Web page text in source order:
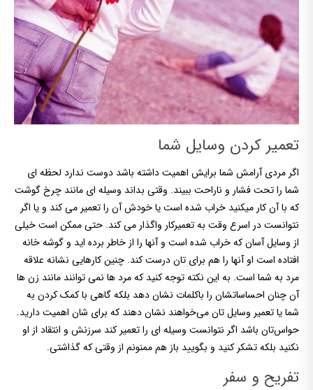
تعمیر کردن وسایل شما
اگر مردی آرامش شما برایش اهمیت داشته باشد دوست ندارد لحظه ای
شما را تحت فشار و ناراحت ببیند. وقتی بداند وسیله ای مانند چرخ گوشت
که با آن کار میکنید خراب شده است یا خودش آن را تعمیر می کند و یا اگر
نتوانست در اسرع وقت به تعمیرکار واگذار می کند. حتی ممکن است خیلی
از وسایل آسان که خراب شده است و آنها را از خاطر برده اید و گوشه خانه
افتاده است او آنها را هم برای تان درست کند. چنین کارهایی نشانه علاقه
مرد به شما است. به این نکته توجه کنید که مرد ها نمی توانند مانند زن ها
آن چنان احساساتشان را باکلمات نشان دهد بلکه گاهی با کمک کردن به
شما یا تعمیر وسایل تان می‌خواهند نشان دهند که برای شان اهمیت دارید.
حواس‌تان باشد اگر نتوانست وسیله ای را تعمیر کند سرزنش و انتقاد از او
نکنید بلکه تشکر کنید و بگویید باز هم ممنونم از وقتی که گذاشتی.
تفریح و سفر